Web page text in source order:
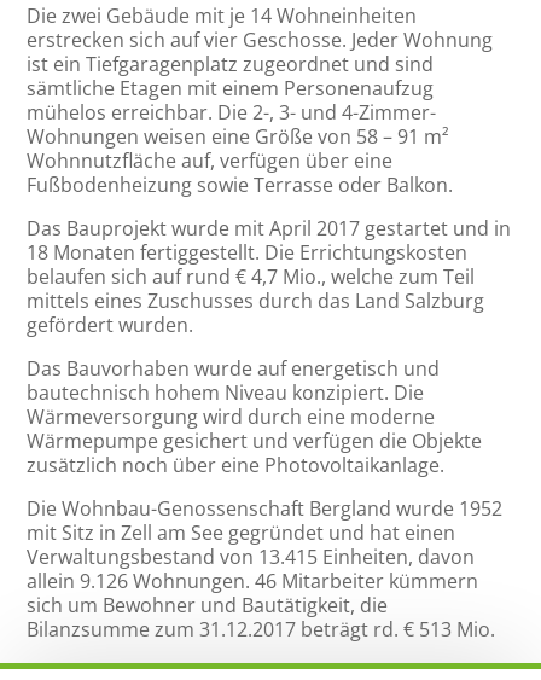
Die zwei Gebäude mit je 14 Wohneinheiten
erstrecken sich auf vier Geschosse. Jeder Wohnung
ist ein Tiefgaragenplatz zugeordnet und sind
sämtliche Etagen mit einem Personenaufzug
mühelos erreichbar. Die 2-, 3- und 4-Zimmer-
Wohnungen weisen eine Größe von 58 – 91 m²
Wohnnutzfläche auf, verfügen über eine
Fußbodenheizung sowie Terrasse oder Balkon.
Das Bauprojekt wurde mit April 2017 gestartet und in
18 Monaten fertiggestellt. Die Errichtungskosten
belaufen sich auf rund € 4,7 Mio., welche zum Teil
mittels eines Zuschusses durch das Land Salzburg
gefördert wurden.
Das Bauvorhaben wurde auf energetisch und
bautechnisch hohem Niveau konzipiert. Die
Wärmeversorgung wird durch eine moderne
Wärmepumpe gesichert und verfügen die Objekte
zusätzlich noch über eine Photovoltaikanlage.
Die Wohnbau-Genossenschaft Bergland wurde 1952
mit Sitz in Zell am See gegründet und hat einen
Verwaltungsbestand von 13.415 Einheiten, davon
allein 9.126 Wohnungen. 46 Mitarbeiter kümmern
sich um Bewohner und Bautätigkeit, die
Bilanzsumme zum 31.12.2017 beträgt rd. € 513 Mio.